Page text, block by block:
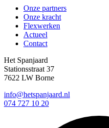
Onze partners
Onze kracht
Flexwerken
Actueel
Contact
Het Spanjaard
Stationsstraat 37
7622 LW Borne
info@hetspanjaard.nl
074 727 10 20